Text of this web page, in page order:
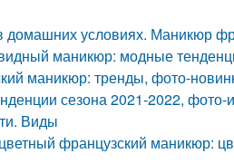
домашних условиях. Маникюр
маникюр: модные
маникюр: тренды, фото-
сезона 2021-2022,
Виды
французский маникюр: